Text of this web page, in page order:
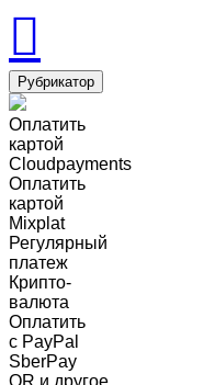
Рубрикатор
Оплатить
картой
Cloudpayments
Оплатить
картой
Mixplat
Регулярный
платеж
Крипто-
валюта
Оплатить
c PayPal
SberPay